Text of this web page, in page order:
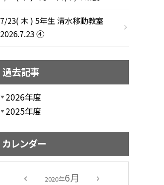
7/23( 木 ) 5年生 清水移動教室
2026.7.23 ④
過去記事
2026年度
2025年度
カレンダー
2020年6月